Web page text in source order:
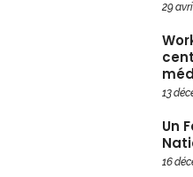
29
13
Un
16